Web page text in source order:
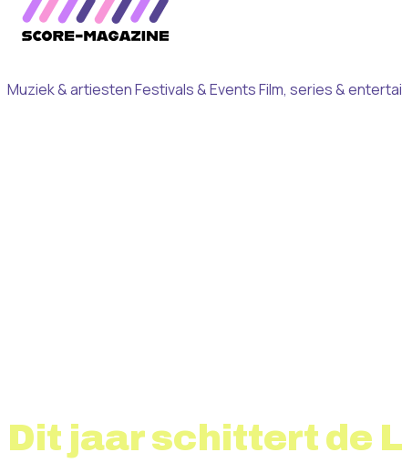
Muziek & artiestenFestivals & EventsFilm, series &
Dit jaar schittert de